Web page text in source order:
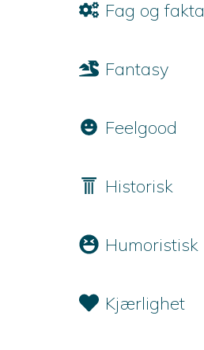
Fag og fakta
Fantasy
Feelgood
Historisk
Humoristisk
Kjærlighet